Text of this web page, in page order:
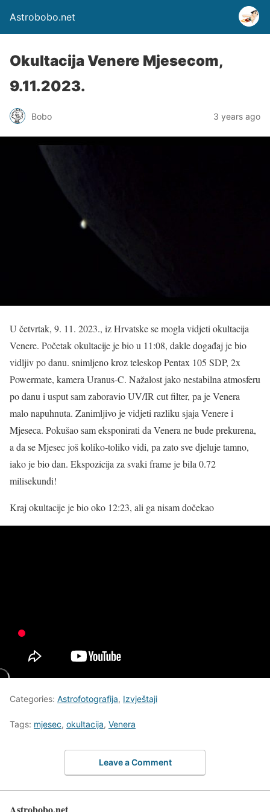
Astrobobo.net
Okultacija Venere Mjesecom,
9.11.2023.
Bobo 3 years ago
U četvrtak, 9. 11. 2023., iz Hrvatske se mogla vidjeti okultacija
Venere. Početak okultacije je bio u 11:08, dakle događaj je bio
vidljiv po danu. snimljeno kroz teleskop Pentax 105 SDP, 2x
Powermate, kamera Uranus-C. Nažalost jako nestabilna atmosferu
po danu i usput sam zaboravio UV/IR cut filter, pa je Venera
malo napuhnuta. Zanimljivo je vidjeti razliku sjaja Venere i
Mjeseca. Pokušao sam eksponirati da Venera ne bude prekurena,
a da se Mjesec još koliko-toliko vidi, pa zato sve djeluje tamno,
iako je bio dan. Ekspozicija za svaki frame je bila 0.72
milisekundi!
Kraj okultacije je bio oko 12:23, ali ga nisam dočekao
Categories: Astrofotografija, Izvještaji
Tags: mjesec, okultacija, Venera
Leave a Comment
Astrobobo.net